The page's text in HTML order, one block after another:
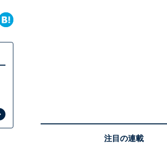
注目の連載